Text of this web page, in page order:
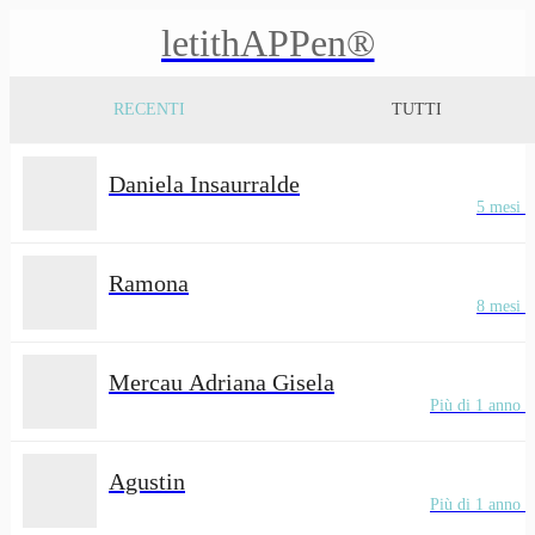
letithAPPen®
RECENTI TUTTI
Daniela Insaurralde
5 mesi
Ramona
8 mesi
Mercau Adriana Gisela
Più di 1 anno
Agustin
Più di 1 anno